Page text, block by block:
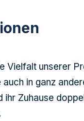
Vielfalt unserer
auch in ganz
ihr Zuhause